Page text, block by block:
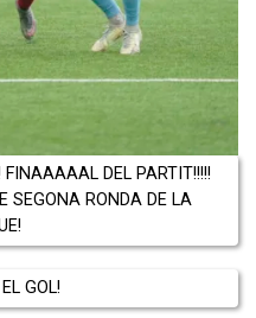
DEL PARTIT!!!!!
SEGONA RONDA DE LA
GOL!